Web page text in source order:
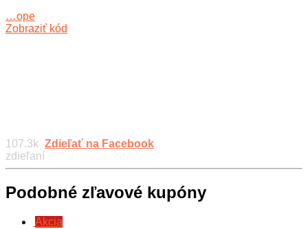
…ope
Zobraziť kód
107.3k
zdieľaní
Zdieľať na Facebook
Podobné zľavové kupóny
Akcia